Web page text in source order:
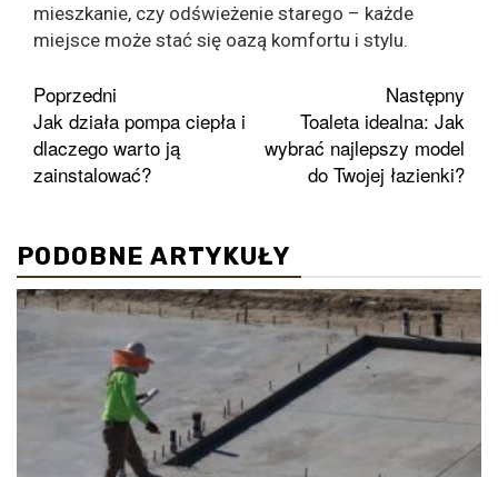
mieszkanie, czy odświeżenie starego – każde
miejsce może stać się oazą komfortu i stylu.
Zobacz
wpisy
Poprzedni
Jak działa pompa ciepła i
dlaczego warto ją
zainstalować?
Następny
Toaleta idealna: Jak
wybrać najlepszy model
do Twojej łazienki?
PODOBNE ARTYKUŁY